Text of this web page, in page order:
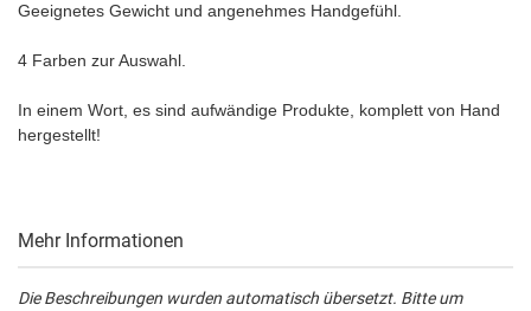
Geeignetes Gewicht und angenehmes Handgefühl.
4 Farben zur Auswahl.
In einem Wort, es sind aufwändige Produkte, komplett von Hand
hergestellt!
Mehr Informationen
Die Beschreibungen wurden automatisch übersetzt. Bitte um